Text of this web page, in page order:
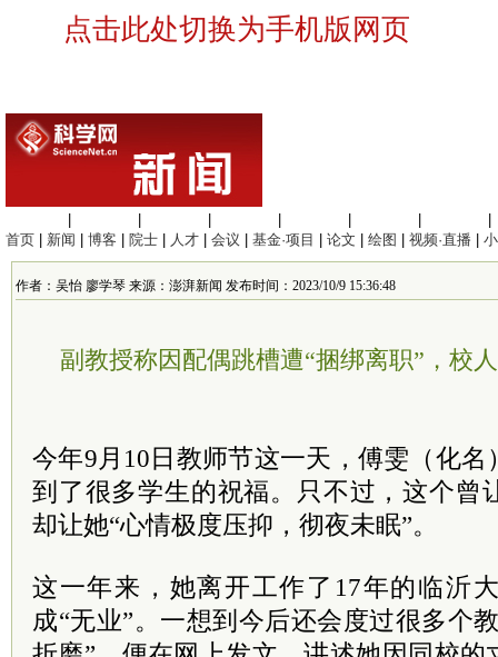
点击此处切换为手机版网页
首页
新闻 博客 院士 人才 会议 基金·项目 论文 绘图 视频·直播
作者：吴怡 廖学琴 来源：澎湃新闻 发布时间：2023/10/9 15:36:48
副教授称因配偶跳槽遭“捆绑离职”，校
今年9月10日教师节这一天，傅雯（化
到了很多学生的祝福。只不过，这个曾
却让她“心情极度压抑，彻夜未眠”。
这一年来，她离开工作了17年的临沂
成“无业”。一想到今后还会度过很多个